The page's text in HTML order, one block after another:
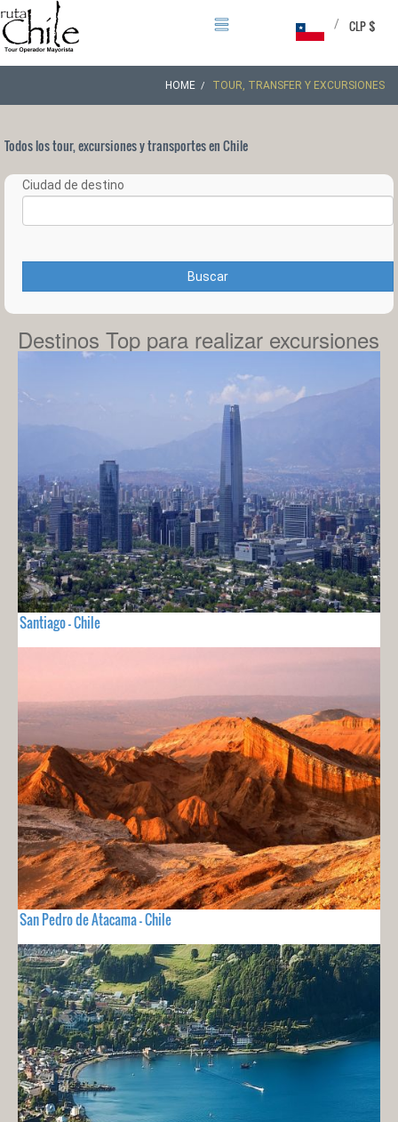
CLP $
/
HOME TOUR, TRANSFER Y EXCURSIONES
Todos los tour, excursiones y transportes en Chile
Ciudad de destino
Buscar
Destinos Top para realizar excursiones
Santiago - Chile
San Pedro de Atacama - Chile